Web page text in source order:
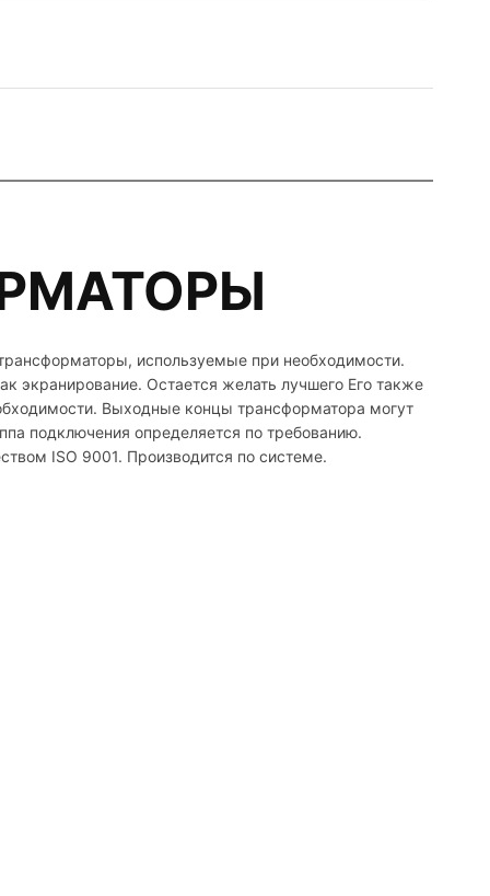
используемые при необходимости.
экранирование. Остается желать лучшего Его также
Выходные концы трансформатора могут
подключения определяется по требованию.
ISO 9001. Производится по системе.